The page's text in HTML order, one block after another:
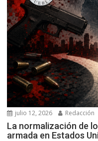
julio 12, 2026 Redacción
La normalización de
armada en Estados